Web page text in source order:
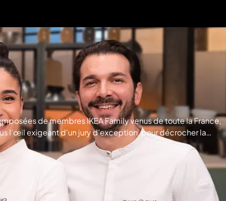
de membres IKEA Family venus de toute la France,
l’œil exigeant d’un jury d’exception, pour décrocher la